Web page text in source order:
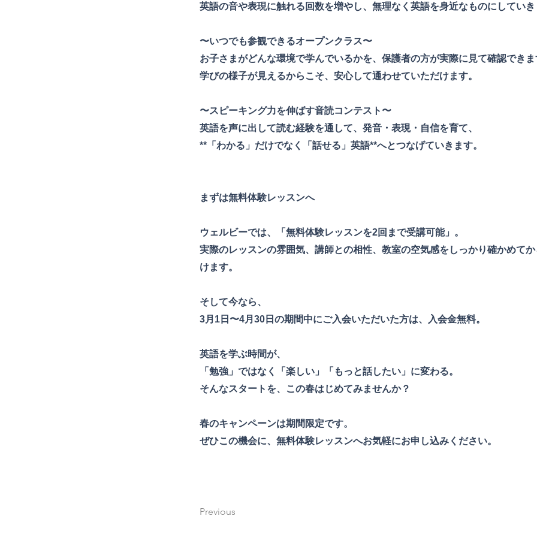
英語の音や表現に触れる回数を増やし、無理なく英語を身近なものにしてい
〜いつでも参観できるオープンクラス〜
お子さまがどんな環境で学んでいるかを、保護者の方が実際に見て確認でき
学びの様子が見えるからこそ、安心して通わせていただけます。
〜スピーキング力を伸ばす音読コンテスト〜
英語を声に出して読む経験を通して、発音・表現・自信を育て、
**「わかる」だけでなく「話せる」英語**へとつなげていきます。
まずは無料体験レッスンへ
ウェルビーでは、「無料体験レッスンを2回まで受講可能」。
実際のレッスンの雰囲気、講師との相性、教室の空気感をしっかり確かめて
けます。
そして今なら、
3月1日〜4月30日の期間中にご入会いただいた方は、入会金無料。
英語を学ぶ時間が、
「勉強」ではなく「楽しい」「もっと話したい」に変わる。
そんなスタートを、この春はじめてみませんか？
春のキャンペーンは期間限定です。
ぜひこの機会に、無料体験レッスンへお気軽にお申し込みください。
Previous